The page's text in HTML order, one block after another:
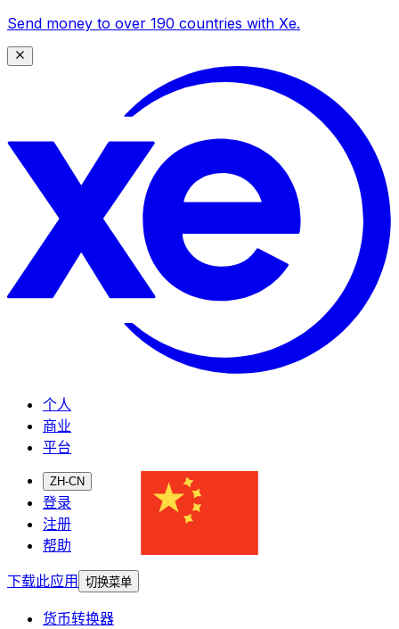
Send money to over 190 countries with Xe.
个人
商业
平台
ZH-CN
登录
注册
帮助
下载此应用
切换菜单
货币转换器